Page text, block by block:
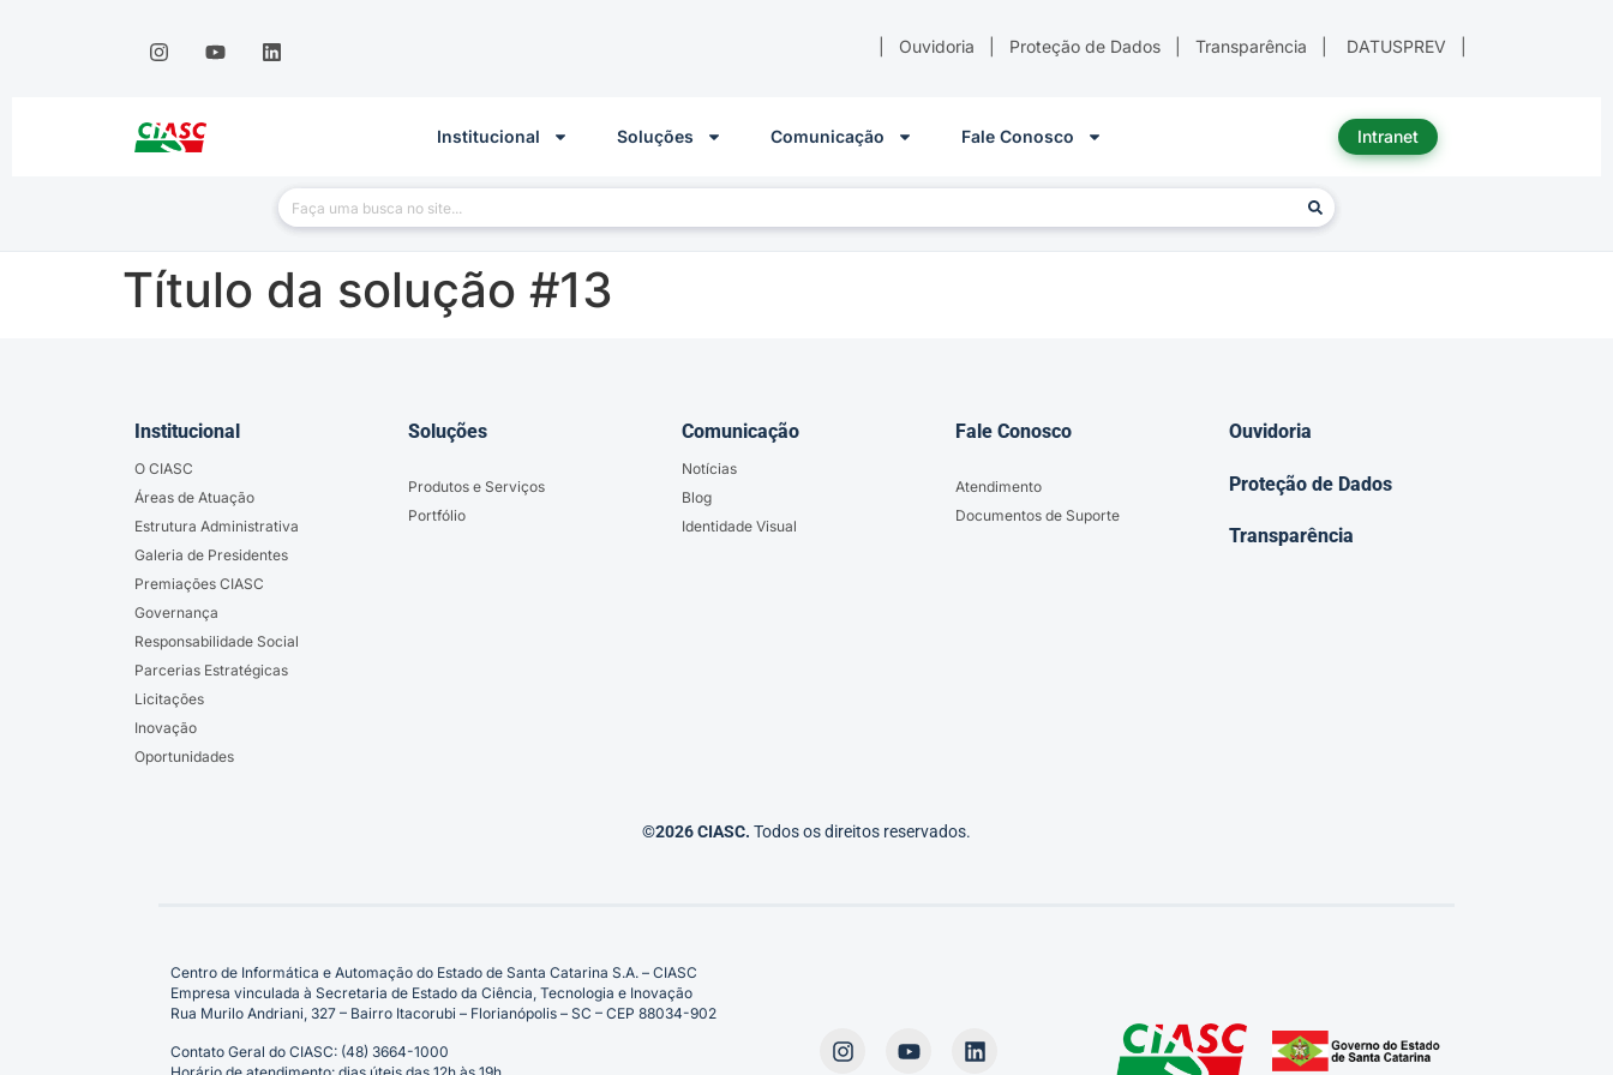
Ouvidoria Proteção de Dados Transparência DATUSPREV
Institucional Soluções Comunicação Fale Conosco Intranet
Título da solução #13
Institucional
O CIASC
Áreas de Atuação
Estrutura Administrativa
Galeria de Presidentes
Premiações CIASC
Governança
Responsabilidade Social
Parcerias Estratégicas
Licitações
Inovação
Oportunidades
Soluções
Produtos e Serviços
Portfólio
Comunicação
Notícias
Blog
Identidade Visual
Fale Conosco
Atendimento
Documentos de Suporte
Ouvidoria
Proteção de Dados
Transparência
©2026 CIASC. Todos os direitos reservados.
Centro de Informática e Automação do Estado de Santa Catarina S.A. – CIASC
Empresa vinculada à Secretaria de Estado da Ciência, Tecnologia e Inovação
Rua Murilo Andriani, 327 – Bairro Itacorubi – Florianópolis – SC – CEP 88034-902
Contato Geral do CIASC: (48) 3664-1000